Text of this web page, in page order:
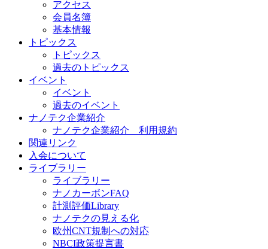
アクセス
会員名簿
基本情報
トピックス
トピックス
過去のトピックス
イベント
イベント
過去のイベント
ナノテク企業紹介
ナノテク企業紹介 利用規約
関連リンク
入会について
ライブラリー
ライブラリー
ナノカーボンFAQ
計測評価Library
ナノテクの見える化
欧州CNT規制への対応
NBCI政策提言書